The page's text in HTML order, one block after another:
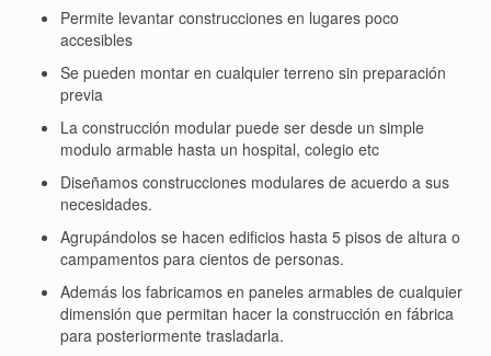
Permite levantar construcciones en lugares poco
accesibles
Se pueden montar en cualquier terreno sin preparación
previa
La construcción modular puede ser desde un simple
modulo armable hasta un hospital, colegio etc
Diseñamos construcciones modulares de acuerdo a sus
necesidades.
Agrupándolos se hacen edificios hasta 5 pisos de altura o
campamentos para cientos de personas.
Además los fabricamos en paneles armables de cualquier
dimensión que permitan hacer la construcción en fábrica
para posteriormente trasladarla.